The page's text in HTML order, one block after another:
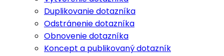
Duplikovanie dotazníka
Odstránenie dotazníka
Obnovenie dotazníka
Koncept a publikovaný dotazník